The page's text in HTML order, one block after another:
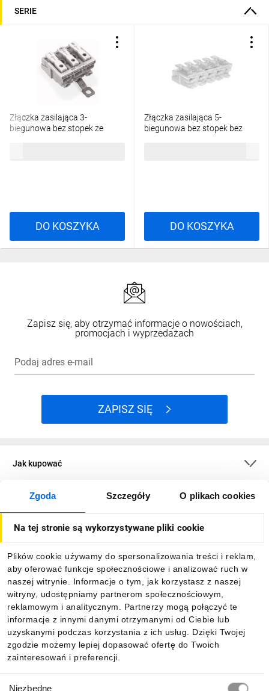
Zgoda Szczegóły O plikach cookies
Na tej stronie są wykorzystywane pliki cookie
Plików cookie używamy do spersonalizowania treści i reklam,
aby oferować funkcje społecznościowe i analizować ruch w
naszej witrynie. Informacje o tym, jak korzystasz z naszej
witryny, udostępniamy partnerom społecznościowym,
reklamowym i analitycznym. Partnerzy mogą połączyć te
informacje z innymi danymi otrzymanymi od Ciebie lub
uzyskanymi podczas korzystania z ich usług. Dzięki Twojej
zgodzie możemy lepiej dopasować ofertę do Twoich
zainteresowań i preferencji.
Niezbędne
SERIE
Złączka zasilająca 3-
biegunowa bez stopek ze
DO KOSZYKA
Złączka zasilająca 5-
biegunowa bez stopek bez
DO KOSZYKA
Zapisz się, aby otrzymać informacje o nowościach,
promocjach i wyprzedażach
Podaj adres e-mail
ZAPISZ SIĘ
Jak kupować
O firmie
Informacje
Pobierz naszą aplikację mobilną: